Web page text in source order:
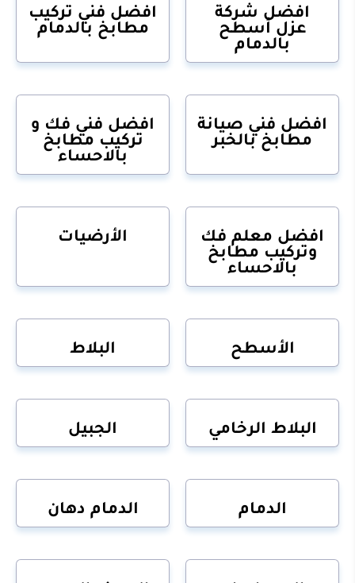
افضل شركة
عزل أسطح
بالدمام
افضل فني تركيب
مطابخ بالدمام
افضل فني صيانة
مطابخ بالخبر
افضل فني فك و
تركيب مطابخ
بالاحساء
افضل معلم فك
وتركيب مطابخ
بالاحساء
الأرضيات
الأسطح البلاط
البلاط الرخامي الجبيل
الدمام الدمام دهان